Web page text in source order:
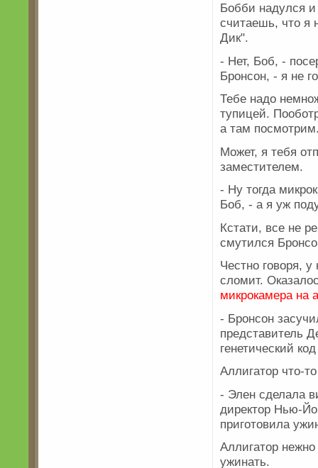
Бобби надулся
считаешь, что я
Дик".
- Нет, Боб, -
Бронсон, - я не
Тебе надо
тупицей.
а там
Может, я тебя
заместителем.
- Ну тогда
Боб, - а я уж
Кстати, все не
смутился
Честно говоря,
сломит.
микрокамера на
- Бронсон
представитель
генетический
Аллигатор что-
- Элен сделала
директор Нью-
приготовила
Аллигатор
ужинать.